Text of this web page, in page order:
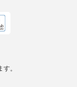
。